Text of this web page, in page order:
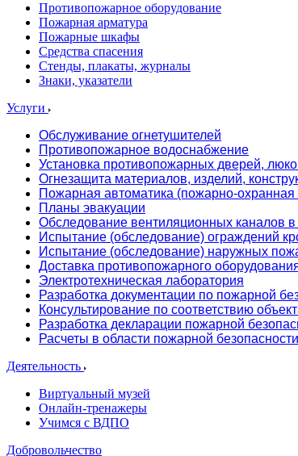
Противопожарное оборудование
Пожарная арматура
Пожарные шкафы
Средства спасения
Стенды, плакаты, журналы
Знаки, указатели
Услуги
Обслуживание огнетушителей
Противопожарное водоснабжение
Установка противопожарных дверей,
Огнезащита материалов, изделий,
Пожарная автоматика (пожарно-
Планы эвакуации
Обследование вентиляционных каналов
Испытание (обследование) ограждений
Испытание (обследование) наружных
Доставка противопожарного
Электротехническая лаборатория
Разработка документации по пожарной
Консультирование по соответствию
Разработка декларации пожарной
Расчеты в области пожарной безопасности
Деятельность
Виртуальный музей
Онлайн-тренажеры
Учимся с ВДПО
Добровольчество